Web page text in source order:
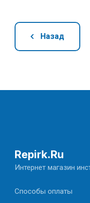
Назад
Repirk.Ru
Интернет магазин
Способы оплаты